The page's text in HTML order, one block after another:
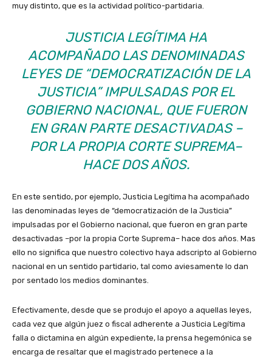
muy distinto, que es la actividad político-partidaria.
JUSTICIA LEGÍTIMAHA
ACOMPAÑADO LAS DENOMINADAS
LEYES DE “DEMOCRATIZACIÓN DE LA
JUSTICIA” IMPULSADAS POR EL
GOBIERNO NACIONAL, QUE FUERON
EN GRAN PARTE DESACTIVADAS –
POR LA PROPIA CORTE SUPREMA–
HACE DOS AÑOS.
En este sentido, por ejemplo, Justicia Legítima ha acompañado
las denominadas leyes de “democratización de la Justicia”
impulsadas por el Gobierno nacional, que fueron en gran parte
desactivadas –por la propia Corte Suprema– hace dos años. Mas
ello no significa que nuestro colectivo haya adscripto al Gobierno
nacional en un sentido partidario, tal como aviesamente lo dan
por sentado los medios dominantes.
Efectivamente, desde que se produjo el apoyo a aquellas leyes,
cada vez que algún juez o fiscal adherente a Justicia Legítima
falla o dictamina en algún expediente, la prensa hegemónica se
encarga de resaltar que el magistrado pertenece a la